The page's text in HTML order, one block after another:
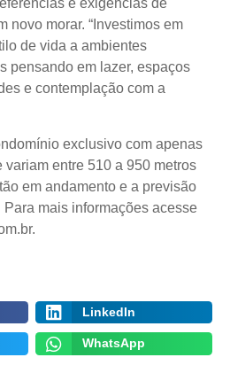
e exigências de
novo morar. “Investimos em
de vida a ambientes
pensando em lazer, espaços
e contemplação com a
exclusivo com apenas
variam entre 510 a 950 metros
em andamento e a previsão
mais informações acesse
.
LinkedIn
WhatsApp